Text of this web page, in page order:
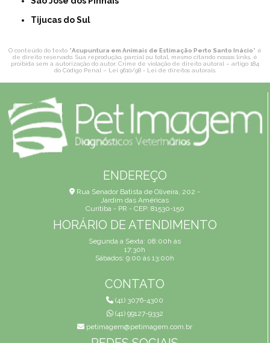
Tijucas do Sul
O conteúdo do texto "Acupuntura em Animais de Estimação Perto Santo Inácio" é
de direito reservado. Sua reprodução, parcial ou total, mesmo citando nossos links, é
proibida sem a autorização do autor. Crime de violação de direito autoral – artigo 184
do Código Penal – Lei 9610/98 - Lei de direitos autorais.
ENDEREÇO
Rua Senador Batista de Oliveira, 202 -
Jardim das Américas
Curitiba - PR - CEP: 81530-150
HORÁRIO DE ATENDIMENTO
Segunda a Sexta: 08:00h às
17:30h
Sábados: 9:00 às 13:00h
CONTATO
(41) 3076-4300
(41) 99127-9332
petimagem@petimagem.com.br